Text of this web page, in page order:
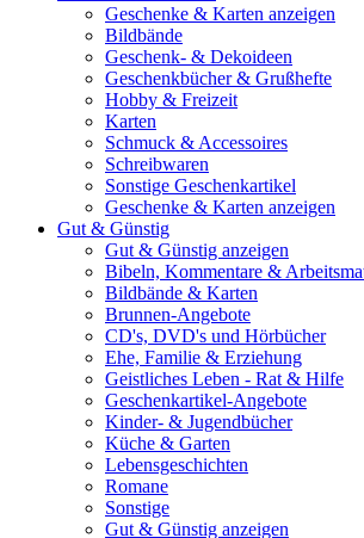
Geschenke & Karten anzeigen
Bildbände
Geschenk- & Dekoideen
Geschenkbücher & Grußhefte
Hobby & Freizeit
Karten
Schmuck & Accessoires
Schreibwaren
Sonstige Geschenkartikel
Geschenke & Karten anzeigen
Gut & Günstig
Gut & Günstig anzeigen
Bibeln, Kommentare &
Bildbände & Karten
Brunnen-Angebote
CD's, DVD's und Hörbücher
Ehe, Familie & Erziehung
Geistliches Leben - Rat & Hilfe
Geschenkartikel-Angebote
Kinder- & Jugendbücher
Küche & Garten
Lebensgeschichten
Romane
Sonstige
Gut & Günstig anzeigen